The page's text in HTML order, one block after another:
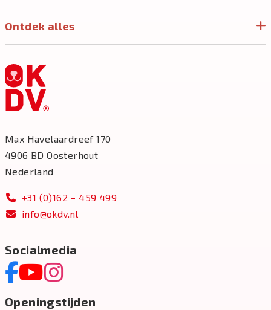
Ontdek alles
Max Havelaardreef 170
4906 BD Oosterhout
Nederland
+31 (0)162 – 459 499
info@okdv.nl
Socialmedia
Openingstijden